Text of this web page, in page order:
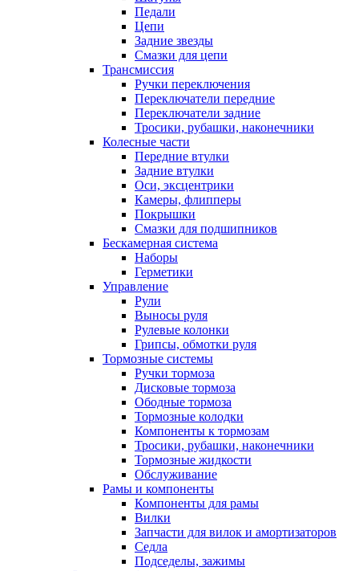
Педали
Цепи
Задние звезды
Смазки для цепи
Трансмиссия
Ручки переключения
Переключатели передние
Переключатели задние
Тросики, рубашки, наконечники
Колесные части
Передние втулки
Задние втулки
Оси, эксцентрики
Камеры, флипперы
Покрышки
Смазки для подшипников
Бескамерная система
Наборы
Герметики
Управление
Рули
Выносы руля
Рулевые колонки
Грипсы, обмотки руля
Тормозные системы
Ручки тормоза
Дисковые тормоза
Ободные тормоза
Тормозные колодки
Компоненты к тормозам
Тросики, рубашки, наконечники
Тормозные жидкости
Обслуживание
Рамы и компоненты
Компоненты для рамы
Вилки
Запчасти для вилок и амортизаторов
Седла
Подседелы, зажимы